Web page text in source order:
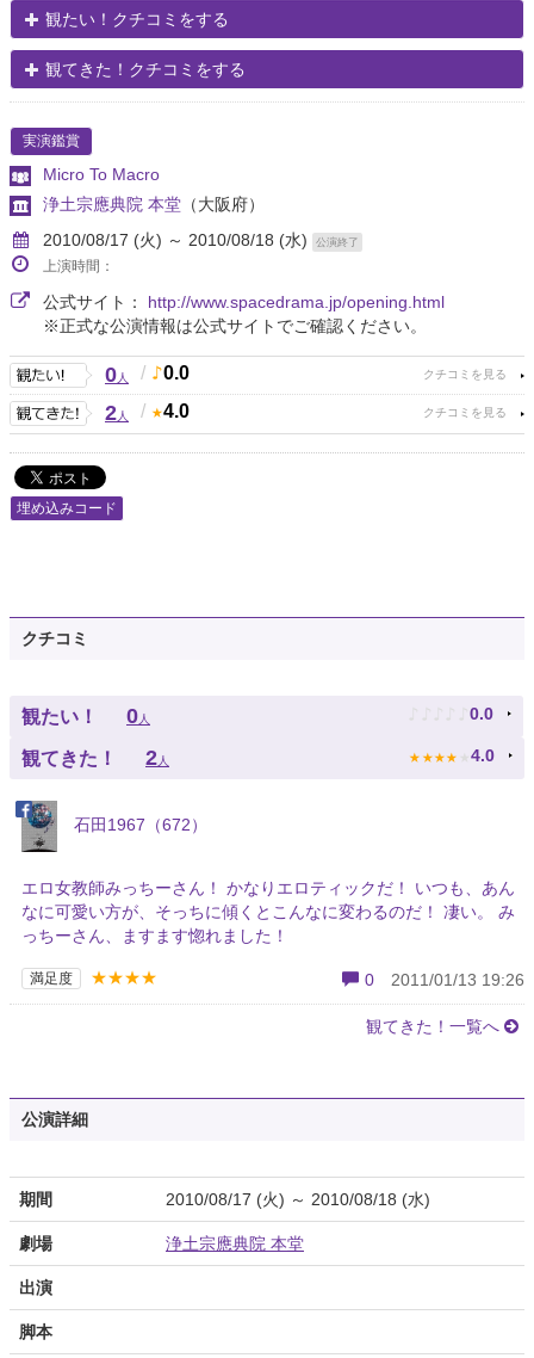
観たい！クチコミをする
観てきた！クチコミをする
実演鑑賞
Micro To Macro
浄土宗應典院 本堂 （大阪府）
2010/08/17 (火) ～ 2010/08/18 (水)
公演終了
上演時間：
公式サイト： http://www.spacedrama.jp/opening.html
※正式な公演情報は公式サイトでご確認ください。
0人 / 0.0
2人 / 4.0
埋め込みコード
クチコミ
観たい！ 0人 ♪ ♪ ♪ ♪ ♪ 0.0
観てきた！ 2人 ★ ★ ★ ★ ★ 4.0
石田1967（672）
エロ女教師みっちーさん！ かなりエロティックだ！ いつも、あん
なに可愛い方が、そっちに傾くとこんなに変わるのだ！ 凄い。 み
っちーさん、ますます惚れました！
満足度 ★★★★ 0 2011/01/13 19:26
観てきた！一覧へ
公演詳細
期間 2010/08/17 (火) ～ 2010/08/18 (水)
劇場 浄土宗應典院 本堂
出演
脚本